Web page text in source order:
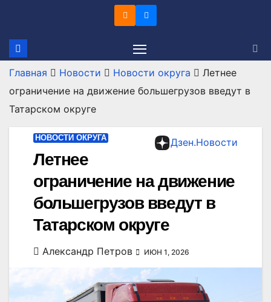
содержимому
Главная Новости Новости округа
Летнее
ограничение на движение большегрузов введут в
Татарском округе
Дзен.Новости
НОВОСТИ ОКРУГА
Летнее
ограничение на движение
большегрузов введут в
Татарском округе
Александр Петров ИЮН 1, 2026